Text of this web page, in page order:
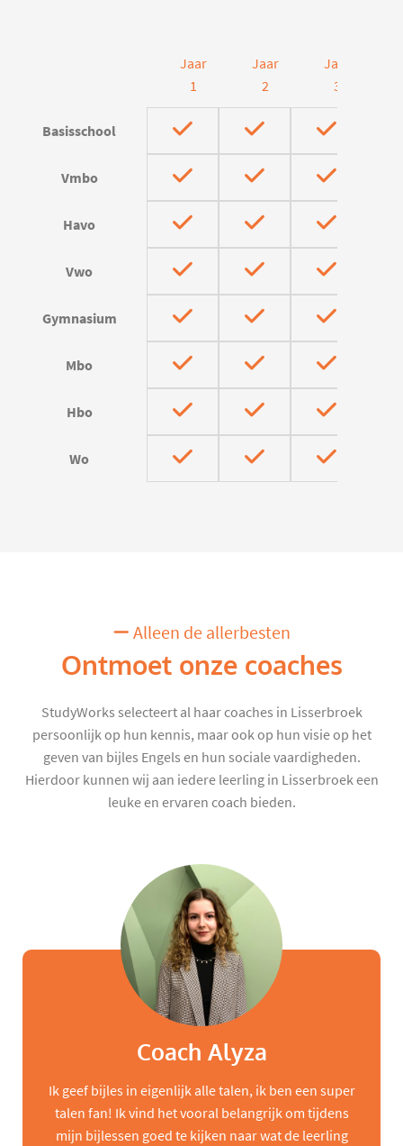
Jaar
1
Jaar
2
Jaar
3
Basisschool
Vmbo
Havo
Vwo
Gymnasium
Mbo
Hbo
Wo
Alleen de allerbesten
Ontmoet onze coaches
StudyWorks selecteert al haar coaches in Lisserbroek
persoonlijk op hun kennis, maar ook op hun visie op het
geven van bijles Engels en hun sociale vaardigheden.
Hierdoor kunnen wij aan iedere leerling in Lisserbroek een
leuke en ervaren coach bieden.
Coach Alyza
Ik geef bijles in eigenlijk alle talen, ik ben een super
talen fan! Ik vind het vooral belangrijk om tijdens
mijn bijlessen goed te kijken naar wat de leerling